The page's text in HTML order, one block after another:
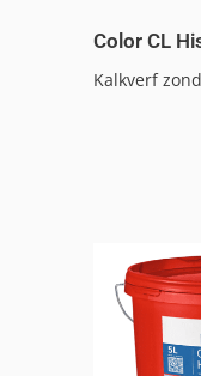
Color CL
Kalkverf